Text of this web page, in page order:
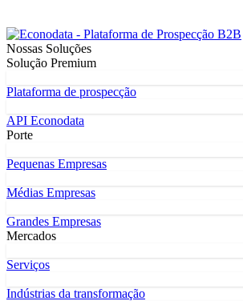
Nossas Soluções
Solução Premium
Plataforma de prospecção
API Econodata
Porte
Pequenas Empresas
Médias Empresas
Grandes Empresas
Mercados
Serviços
Indústrias da transformação